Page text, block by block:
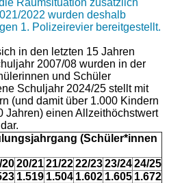
2022 wurden deshalb
1. Polizeirevier bereitgestellt.
in den letzten 15 Jahren
2007/08 wurden in der
und Schüler
Schuljahr 2024/25 stellt mit
(und damit über 1.000 Kindern
Jahren) einen Allzeithöchstwert
(Schüler*innen
2020/2121/2222/2323/2424/25
1.519 1.504 1.602 1.605 1.672